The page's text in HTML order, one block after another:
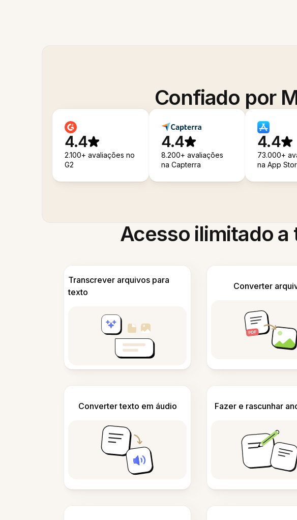
Confiado por
4.4
2.100+ avaliações no
G2
4.4
8.200+ avaliações
na Capterra
4.4
73.000+
na App
Acesso ilimitado
Transcrever arquivos para
texto
Converter
Converter texto em áudio Fazer e rascunhar